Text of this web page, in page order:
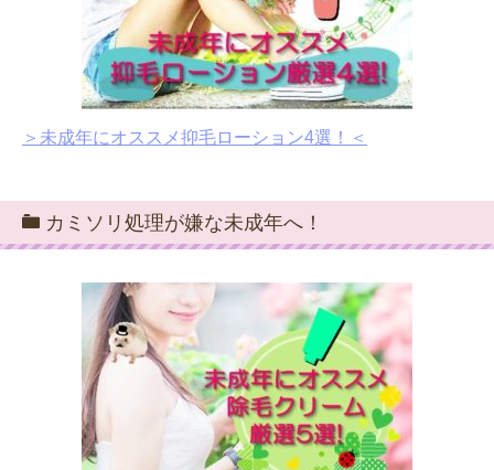
＞未成年にオススメ抑毛ローション4選！＜
カミソリ処理が嫌な未成年へ！